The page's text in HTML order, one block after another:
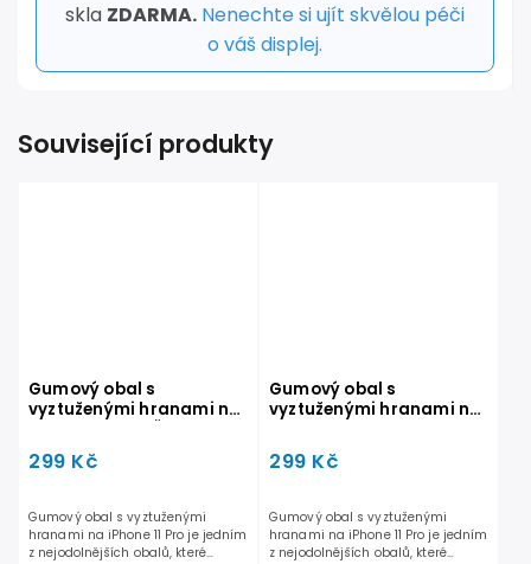
skla ZDARMA. Nenechte si ujít skvělou péči
o váš displej.
Související produkty
Gumový obal s
vyztuženými hranami na
299 Kč
Gumový obal s vyztuženými
hranami na iPhone 11 Pro je jedním
z nejodolnějších obalů, které
Gumový obal s
vyztuženými hranami na
299 Kč
Gumový obal s vyztuženými
hranami na iPhone 11 Pro je jedním
z nejodolnějších obalů, které